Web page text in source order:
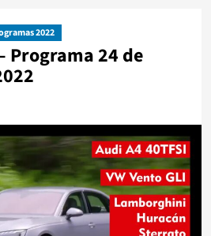
2022
Programa 24 de